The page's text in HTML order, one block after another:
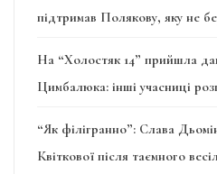
підтримав Полякову, яку не
На “Холостяк 14” прийшла
Цимбалюка: інші учасниці
“Як філігранно”: Слава
Квіткової після таємного